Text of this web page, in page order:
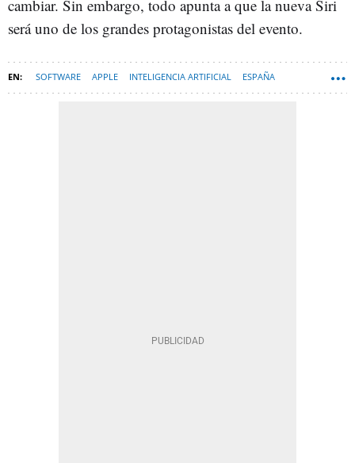
cambiar. Sin embargo, todo apunta a que la nueva Siri
será uno de los grandes protagonistas del evento.
SOFTWARE APPLE INTELIGENCIA ARTIFICIAL ESPAÑA